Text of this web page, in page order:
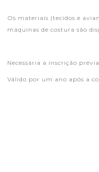
Os materiais (tecidos e
máquinas de costura são
Necessária a inscrição
Válido por um ano após a
.